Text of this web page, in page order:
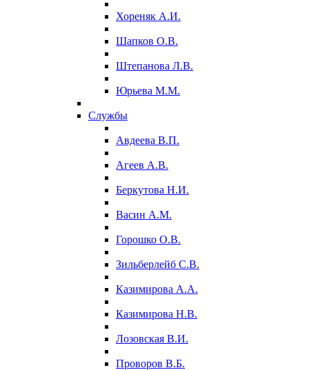
Хореняк А.И.
Шапков О.В.
Штепанова Л.В.
Юрьева М.М.
Службы
Авдеева В.П.
Агеев А.В.
Беркутова Н.И.
Васин А.М.
Горошко О.В.
Зильберлейб С.В.
Казимирова А.А.
Казимирова Н.В.
Лозовская В.И.
Проворов В.Б.